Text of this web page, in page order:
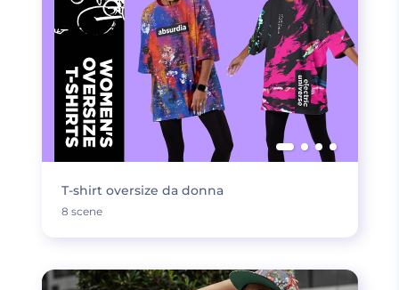
T-shirt oversize da donna
8 scene